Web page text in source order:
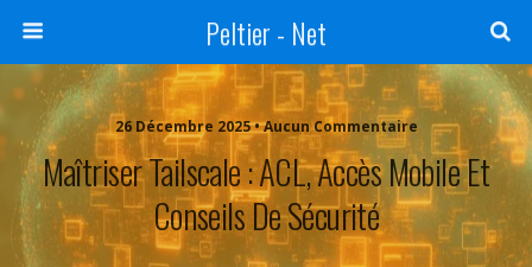
Peltier - Net
26 Décembre 2025 • Aucun Commentaire
Maîtriser Tailscale : ACL, Accès Mobile Et
Conseils De Sécurité